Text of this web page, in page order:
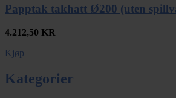
Papptak takhatt Ø200 (uten
4.212,50 KR
Kjøp
Kategorier